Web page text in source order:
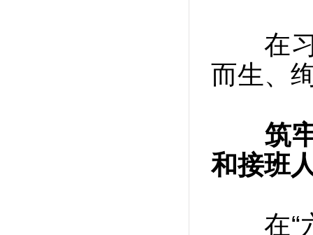
在习
而生、
筑
和接班
在“六